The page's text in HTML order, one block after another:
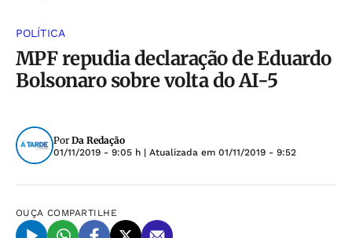
POLÍTICA
MPF repudia declaração de Eduardo
Bolsonaro sobre volta do AI-5
Por Da Redação
01/11/2019 - 9:05 h | Atualizada em 01/11/2019 - 9:52
OUÇA COMPARTILHE